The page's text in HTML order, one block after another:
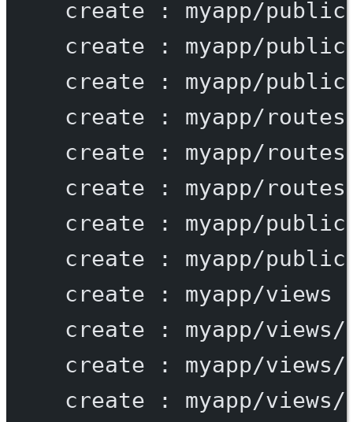
create
:
myapp/public
create
:
myapp/
create
:
myapp/
create
:
myapp/routes
create
:
myapp/
create
:
myapp/
create
:
myapp/
create
:
myapp/
create
:
myapp/views
create
:
myapp/
create
:
myapp/
create
: myapp/